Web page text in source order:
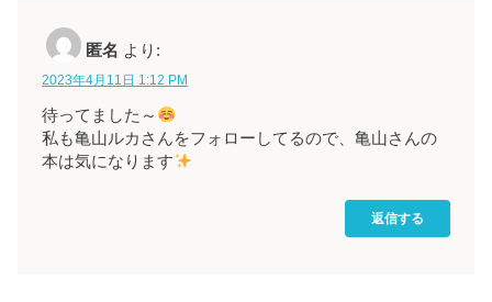
匿名 より:
2023年4月11日 1:12 PM
待ってました～
私も亀山ルカさんをフォローしてるので、亀山さんの
本は気になります
返信する